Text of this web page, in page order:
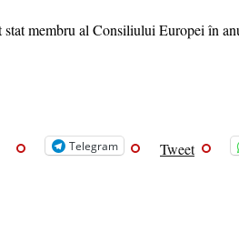
membru al Consiliului Europei în
Telegram Tweet